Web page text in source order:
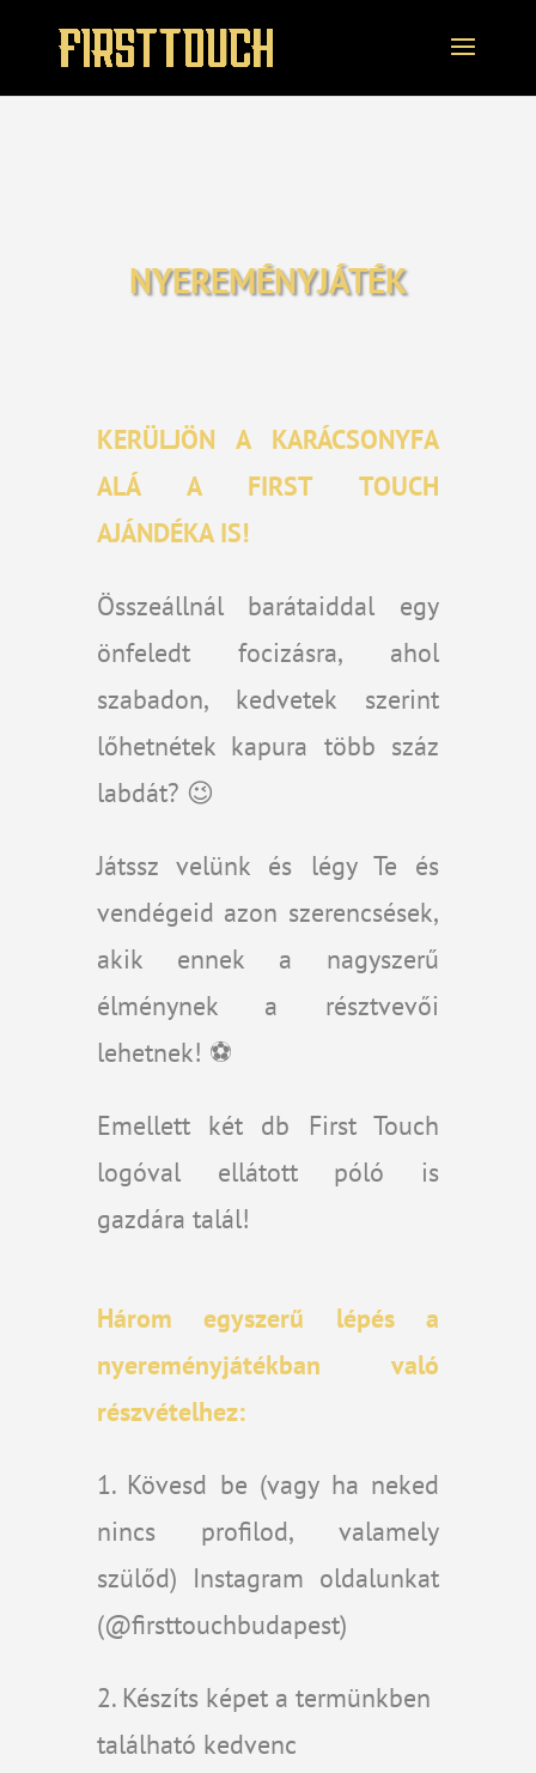
NYEREMÉNYJÁTÉK
KERÜLJÖN A KARÁCSONYFA
ALÁ A FIRST TOUCH
AJÁNDÉKA IS!
Összeállnál barátaiddal egy
önfeledt focizásra, ahol
szabadon, kedvetek szerint
lőhetnétek kapura több száz
labdát? 😉
Játssz velünk és légy Te és
vendégeid azon szerencsések,
akik ennek a nagyszerű
élménynek a résztvevői
lehetnek! ⚽️
Emellett két db First Touch
logóval ellátott póló is
gazdára talál!
Három egyszerű lépés a
nyereményjátékban való
részvételhez:
1. Kövesd be (vagy ha neked
nincs profilod, valamely
szülőd) Instagram oldalunkat
(@firsttouchbudapest)
2. Készíts képet a termünkben
található kedvenc